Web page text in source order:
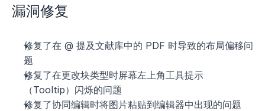
漏洞修复
修复了在 @ 提及文献库中的 PDF 时导致的布局偏移问
题
修复了在更改块类型时屏幕左上角工具提示
（Tooltip）闪烁的问题
修复了协同编辑时将图片粘贴到编辑器中出现的问题